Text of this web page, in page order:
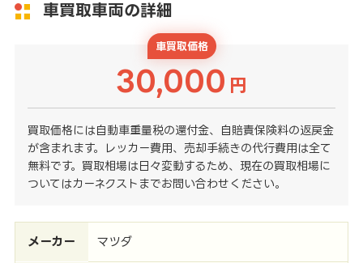
車買取車両の詳細
車買取価格
30,000 円
買取価格には自動車重量税の還付金、自賠責保険料の返戻金
が含まれます。レッカー費用、売却手続きの代行費用は全て
無料です。買取相場は日々変動するため、現在の買取相場に
ついてはカーネクストまでお問い合わせください。
メーカー マツダ